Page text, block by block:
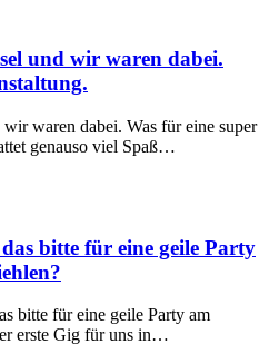
und wir waren dabei.
waren dabei. Was für eine super
genauso viel Spaß…
bitte für eine geile Party
bitte für eine geile Party am
erste Gig für uns in…